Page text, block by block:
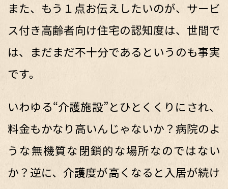
また、もう１点お伝えしたいのが、サービ
ス付き高齢者向け住宅の認知度は、世間で
は、まだまだ不十分であるというのも事実
です。
いわゆる“介護施設”とひとくくりにされ、
料金もかなり高いんじゃないか？病院のよ
うな無機質な閉鎖的な場所なのではない
か？逆に、介護度が高くなると入居が続け